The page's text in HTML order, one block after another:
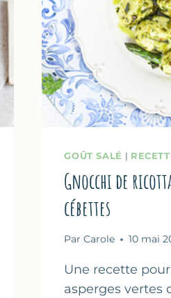
GOÛT SALÉ |
Gnocchi de
cébettes
Par Carole 10 mai
Une recette
asperges vertes